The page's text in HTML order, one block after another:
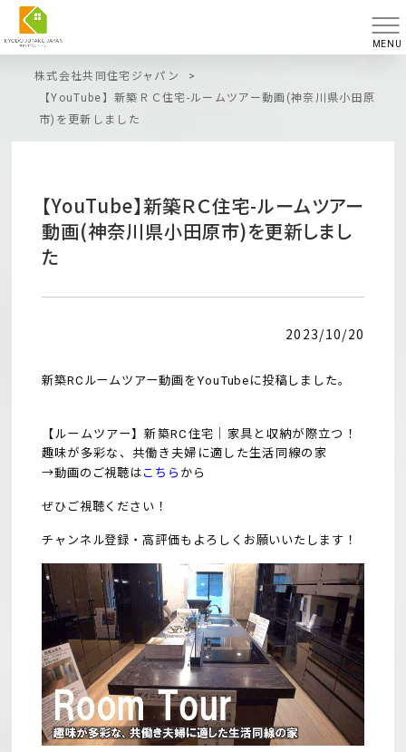
MENU
株式会社共同住宅ジャパン
>
【YouTube】新築ＲＣ住宅-ルームツアー動画(神奈川県小田原
市)を更新しました
【YouTube】新築ＲＣ住宅-ルームツアー
動画(神奈川県小田原市)を更新しまし
た
2023/10/20
新築RCルームツアー動画をYouTubeに投稿しました。
【ルームツアー】新築RC住宅｜家具と収納が際立つ！
趣味が多彩な、共働き夫婦に適した生活同線の家
→動画のご視聴は こちら から
ぜひご視聴ください！
チャンネル登録・高評価もよろしくお願いいたします！